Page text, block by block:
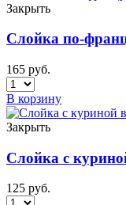
Закрыть
Слойка по-
165 руб.
В корзину
Закрыть
Слойка с
125 руб.